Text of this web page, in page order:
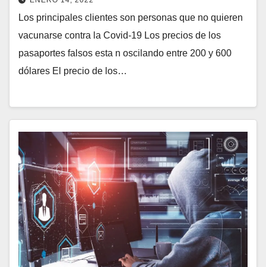
600%
Los principales clientes son personas que no quieren
vacunarse contra la Covid-19 Los precios de los
pasaportes falsos esta n oscilando entre 200 y 600
dólares El precio de los…